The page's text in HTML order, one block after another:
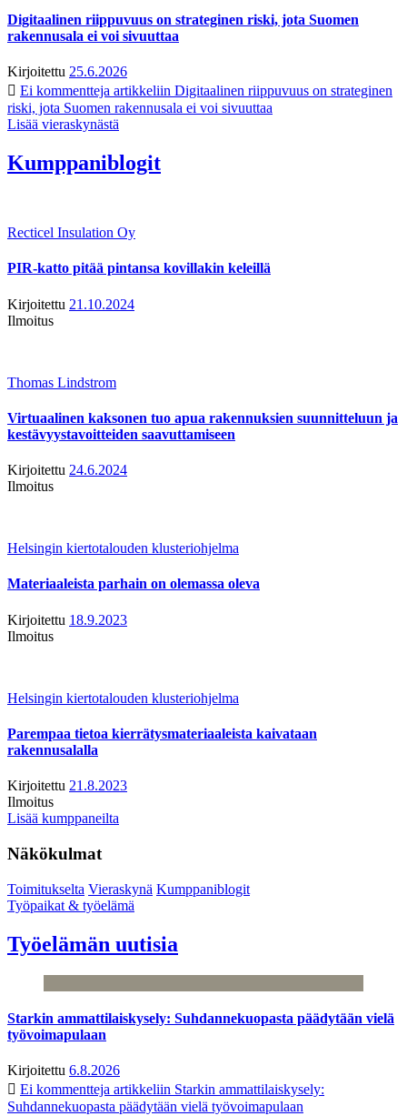
Digitaalinen riippuvuus on strateginen riski, jota Suomen
rakennusala ei voi sivuuttaa
Kirjoitettu 25.6.2026
Ei kommentteja artikkeliin Digitaalinen riippuvuus on strateginen
riski, jota Suomen rakennusala ei voi sivuuttaa
Lisää vieraskynästä
Kumppaniblogit
Recticel Insulation Oy
PIR-katto pitää pintansa kovillakin keleillä
Kirjoitettu 21.10.2024
Ilmoitus
Thomas Lindstrom
Virtuaalinen kaksonen tuo apua rakennuksien suunnitteluun ja
kestävyystavoitteiden saavuttamiseen
Kirjoitettu 24.6.2024
Ilmoitus
Helsingin kiertotalouden klusteriohjelma
Materiaaleista parhain on olemassa oleva
Kirjoitettu 18.9.2023
Ilmoitus
Helsingin kiertotalouden klusteriohjelma
Parempaa tietoa kierrätysmateriaaleista kaivataan
rakennusalalla
Kirjoitettu 21.8.2023
Ilmoitus
Lisää kumppaneilta
Näkökulmat
Toimitukselta Vieraskynä Kumppaniblogit
Työpaikat & työelämä
Työelämän uutisia
Starkin ammattilaiskysely: Suhdannekuopasta päädytään vielä
työvoimapulaan
Kirjoitettu 6.8.2026
Ei kommentteja artikkeliin Starkin ammattilaiskysely:
Suhdannekuopasta päädytään vielä työvoimapulaan